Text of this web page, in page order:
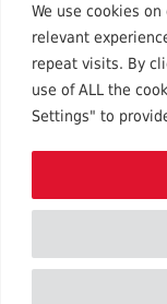
We use cookies
relevant
repeat visits. By
use of ALL the
Settings" to
Hawlfraint ©